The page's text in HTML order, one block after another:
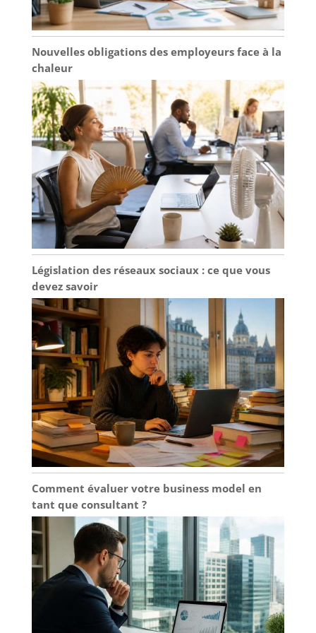
surchauffe
Nouvelles obligations des employeurs face à la
chaleur
Législation des réseaux sociaux : ce que vous
devez savoir
Comment évaluer votre business model en
tant que consultant ?